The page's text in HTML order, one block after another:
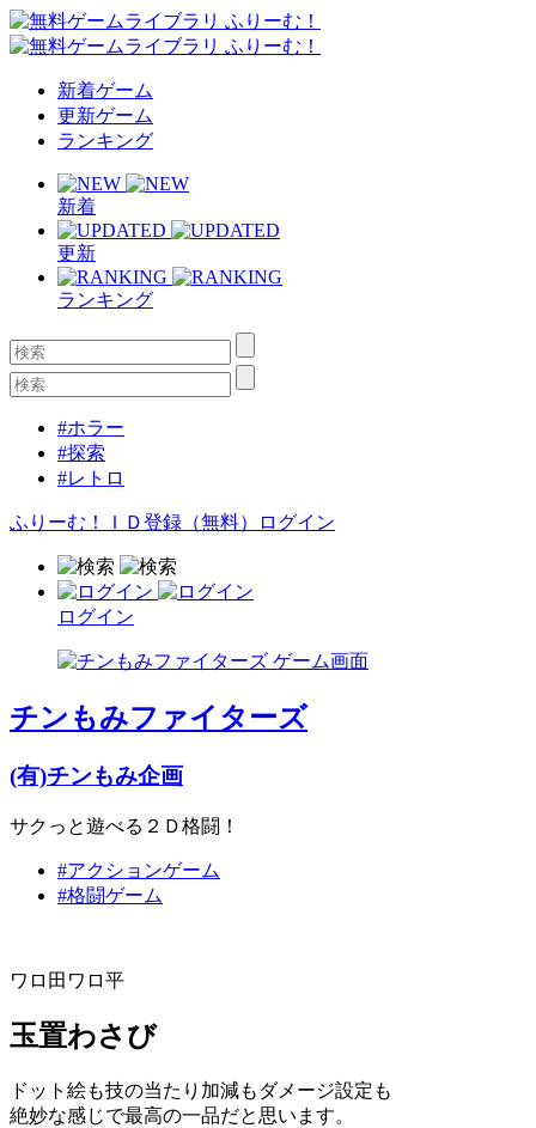
新着ゲーム
更新ゲーム
ランキング
新着
更新
ランキング
#ホラー
#探索
#レトロ
ふりーむ！ＩＤ登録（無料） ログイン
ログイン
チンもみファイターズ
(有)チンもみ企画
サクっと遊べる２Ｄ格闘！
#アクションゲーム
#格闘ゲーム
ワロ田ワロ平
玉置わさび
ドット絵も技の当たり加減もダメージ設定も
絶妙な感じで最高の一品だと思います。